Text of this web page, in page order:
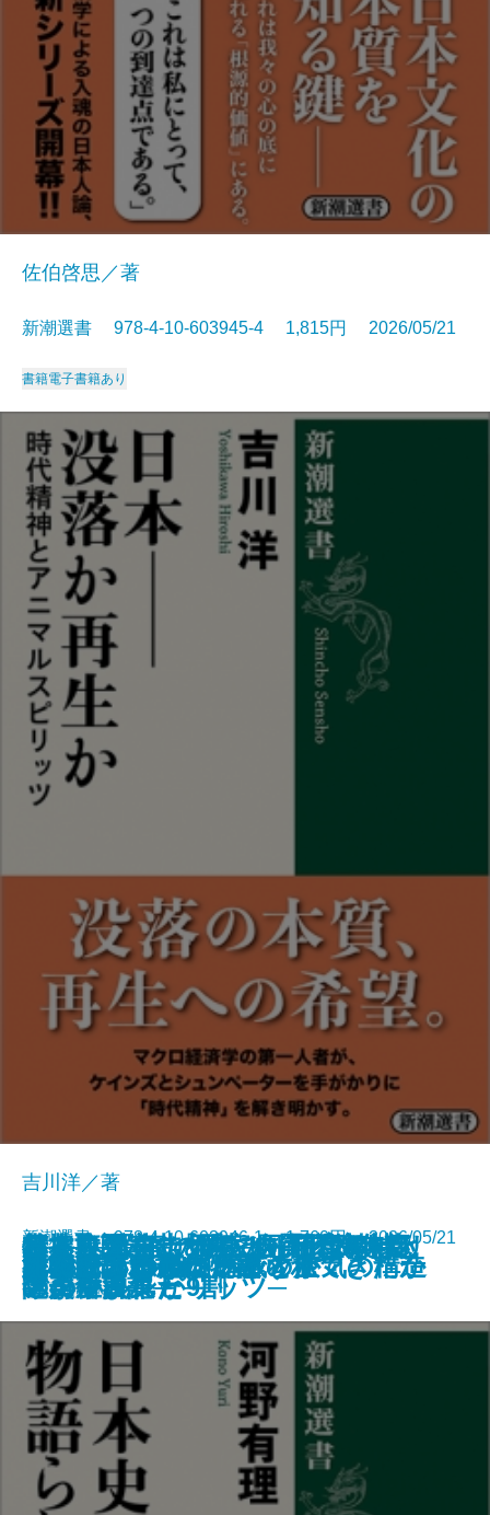
邦人拉致─その時、自衛隊特殊部
隊が生まれた─
たぶん、恋しい
海のほとりのプラネット
掌より愛をこめて─阿刀田高さい
ごの小説集─
湾
津田日記
みるみる自走する！ 子育てはリ
アクションが9割
ジュビリー
日本人の精神I 権威と空気の構造
佐伯啓思／著
新潮選書 978-4-10-603945-4 1,815円 2026/05/21
書籍電子書籍あり
日本──没落か再生か─時代精神と
アニマルスピリッツ─
吉川洋／著
新潮選書 978-4-10-603946-1 1,760円 2026/05/21
書籍電子書籍あり
日本史はいかに物語られてきたか
みんな、好きが下手
モナリザの裏側
特捜取調室─『国家の罠』20年目
の再対決─
異常に非ず
筒井康隆、九十歳のあとさき─老
耄美食日記─
もうひとつ、いいですか？
超知的！しもねた部
Ifの総て
死んでいる元カノとの旅